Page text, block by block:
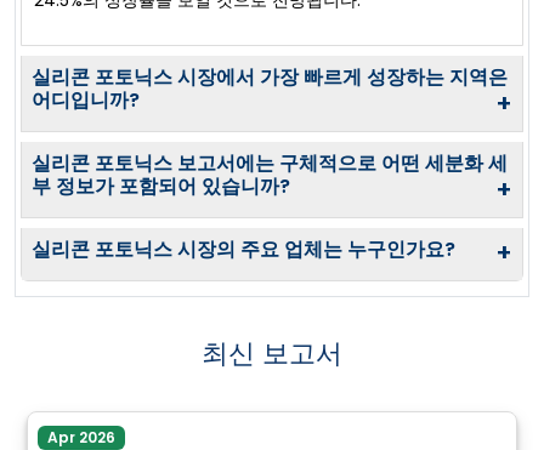
실리콘 포토닉스 시장에서 가장 빠르게 성장하는 지역은
어디입니까?
+
실리콘 포토닉스 보고서에는 구체적으로 어떤 세분화 세
부 정보가 포함되어 있습니까?
+
실리콘 포토닉스 시장의 주요 업체는 누구인가요? +
최신 보고서
Apr 2026